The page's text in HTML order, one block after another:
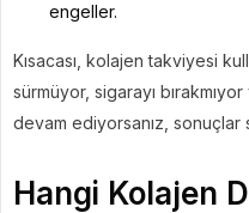
engeller.
Kısacası, kolajen takviyesi
sürmüyor, sigarayı
devam ediyorsanız, sonuçlar
Hangi Kolajen